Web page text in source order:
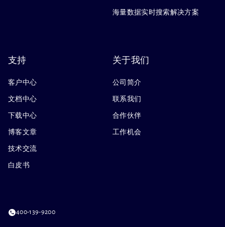
海量数据实时搜索解决方案
支持
客户中心
文档中心
下载中心
博客文章
技术交流
白皮书
关于我们
公司简介
联系我们
合作伙伴
工作机会
400-139-9200